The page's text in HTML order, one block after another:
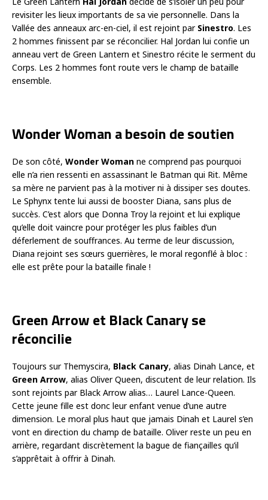
revisiter les lieux importants de sa vie personnelle. Dans la
Vallée des anneaux arc-en-ciel, il est rejoint par Sinestro. Les
2 hommes finissent par se réconcilier. Hal Jordan lui confie un
anneau vert de Green Lantern et Sinestro récite le serment du
Corps. Les 2 hommes font route vers le champ de bataille
ensemble.
Wonder Woman a besoin de soutien
De son côté, Wonder Woman ne comprend pas pourquoi
elle n’a rien ressenti en assassinant le Batman qui Rit. Même
sa mère ne parvient pas à la motiver ni à dissiper ses doutes.
Le Sphynx tente lui aussi de booster Diana, sans plus de
succès. C’est alors que Donna Troy la rejoint et lui explique
qu’elle doit vaincre pour protéger les plus faibles d’un
déferlement de souffrances. Au terme de leur discussion,
Diana rejoint ses sœurs guerrières, le moral regonflé à bloc :
elle est prête pour la bataille finale !
Green Arrow et Black Canary se
réconcilie
Toujours sur Themyscira, Black Canary, alias Dinah Lance, et
Green Arrow, alias Oliver Queen, discutent de leur relation. Ils
sont rejoints par Black Arrow alias… Laurel Lance-Queen.
Cette jeune fille est donc leur enfant venue d’une autre
dimension. Le moral plus haut que jamais Dinah et Laurel s’en
vont en direction du champ de bataille. Oliver reste un peu en
arrière, regardant discrètement la bague de fiançailles qu’il
s’apprêtait à offrir à Dinah.